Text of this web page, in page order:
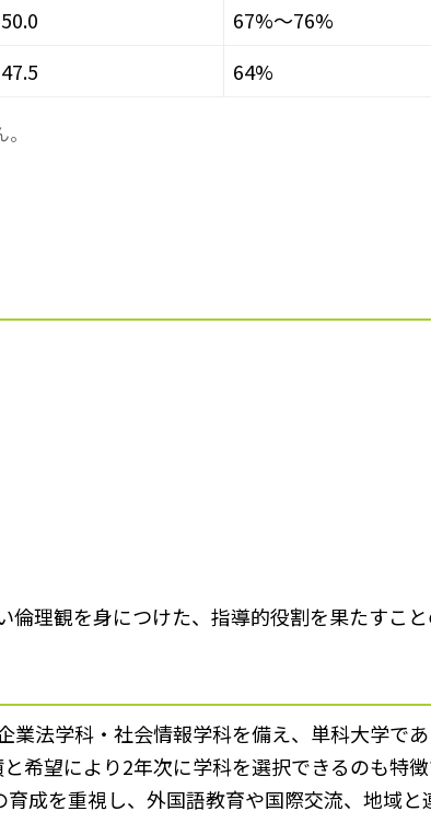
50.0
67%～76%
47.5 64%
倫理観を身につけた、指導的役割を果たすこ
業法学科・社会情報学科を備え、単科大学で
希望により2年次に学科を選択できるのも特
成を重視し、外国語教育や国際交流、地域